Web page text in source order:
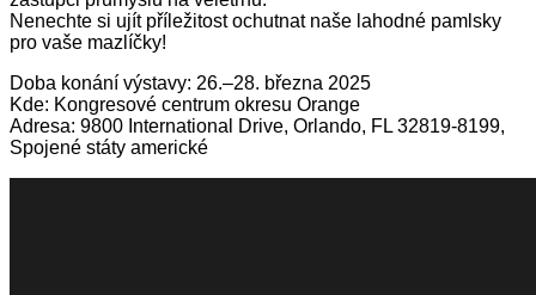
Nenechte si ujít příležitost ochutnat naše lahodné pamlsky
pro vaše mazlíčky!
Doba konání výstavy: 26.–28. března 2025
Kde: Kongresové centrum okresu Orange
Adresa: 9800 International Drive, Orlando, FL 32819-8199,
Spojené státy americké